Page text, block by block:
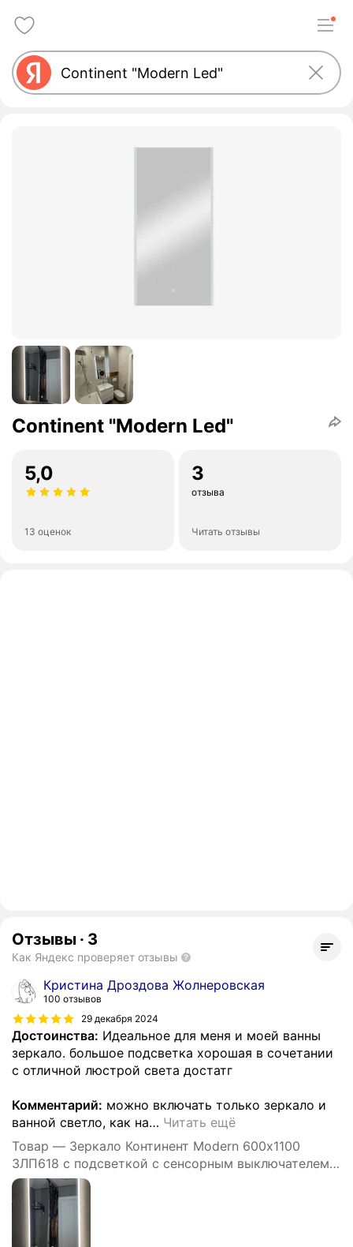
Continent "Modern Led"
5,0
13 оценок
3
отзыва
Читать отзывы
Отзывы · 3
Как Яндекс проверяет отзывы
Кристина Дроздова Жолнеровская
100 отзывов
29 декабря 2024
Достоинства: Идеальное для меня и моей ванны
зеркало. большое подсветка хорошая в сочетании
с отличной люстрой света достатг
Комментарий: можно включать только зеркало и
ванной светло, как на… Читать ещё
Товар — Зеркало Континент Modern 600х1100
ЗЛП618 с подсветкой с сенсорным выключателем
стекло Россия